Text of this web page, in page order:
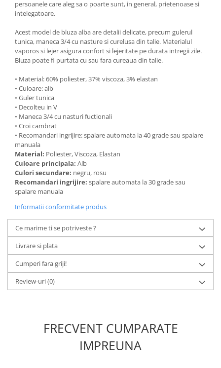
persoanele care aleg sa o poarte sunt, in general, prietenoase si
intelegatoare.
Acest model de bluza alba are detalii delicate, precum gulerul
tunica, maneca 3/4 cu nasture si curelusa din talie. Materialul
vaporos si lejer asigura confort si lejeritate pe durata intregii zile.
Bluza poate fi purtata cu sau fara cureaua din talie.
• Material: 60% poliester, 37% viscoza, 3% elastan
• Culoare: alb
• Guler tunica
• Decolteu in V
• Maneca 3/4 cu nasturi fuctionali
• Croi cambrat
• Recomandari ingrijire: spalare automata la 40 grade sau spalare
manuala
Material: Poliester, Viscoza, Elastan
Culoare principala: Alb
Culori secundare: negru, rosu
Recomandari ingrijire: spalare automata la 30 grade sau
spalare manuala
Informatii conformitate produs
Ce marime ti se potriveste ?
Livrare si plata
Cumperi fara griji!
Review-uri(0)
FRECVENT CUMPARATE
IMPREUNA